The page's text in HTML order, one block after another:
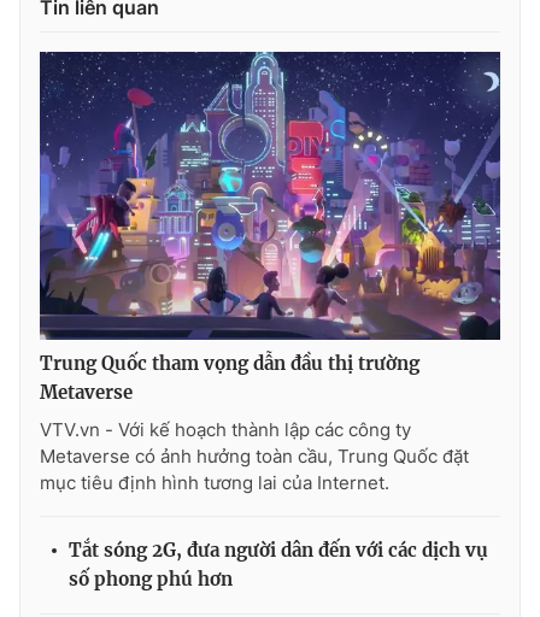
Ðiện thoại Thời báo VTV:
Liên hệ quảng cáo:
024-7300.7108
® Cấm sao chép dưới mọi hình thức nếu không có sự chấp
thuận bằng văn bản. Ghi rõ nguồn VTV.vn khi phát hành lại
thông tin từ website này.
Tin liên quan
Trung Quốc tham vọng dẫn đầu thị trường
Metaverse
VTV.vn - Với kế hoạch thành lập các công ty
Metaverse có ảnh hưởng toàn cầu, Trung Quốc đặt
mục tiêu định hình tương lai của Internet.
Tắt sóng 2G, đưa người dân đến với các dịch vụ
số phong phú hơn